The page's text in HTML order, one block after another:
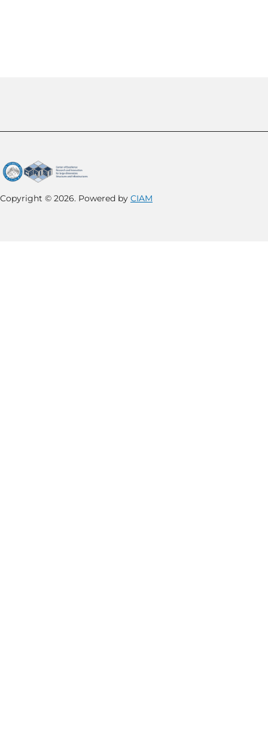
Copyright © 2026. Powered by CIAM